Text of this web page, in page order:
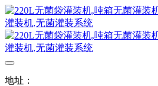
地址：